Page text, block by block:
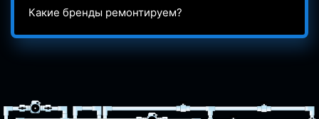
Какие бренды ремонтируем?